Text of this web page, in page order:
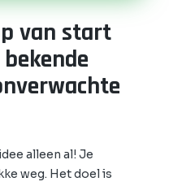
van start
alleen al! Je
weg. Het doel is